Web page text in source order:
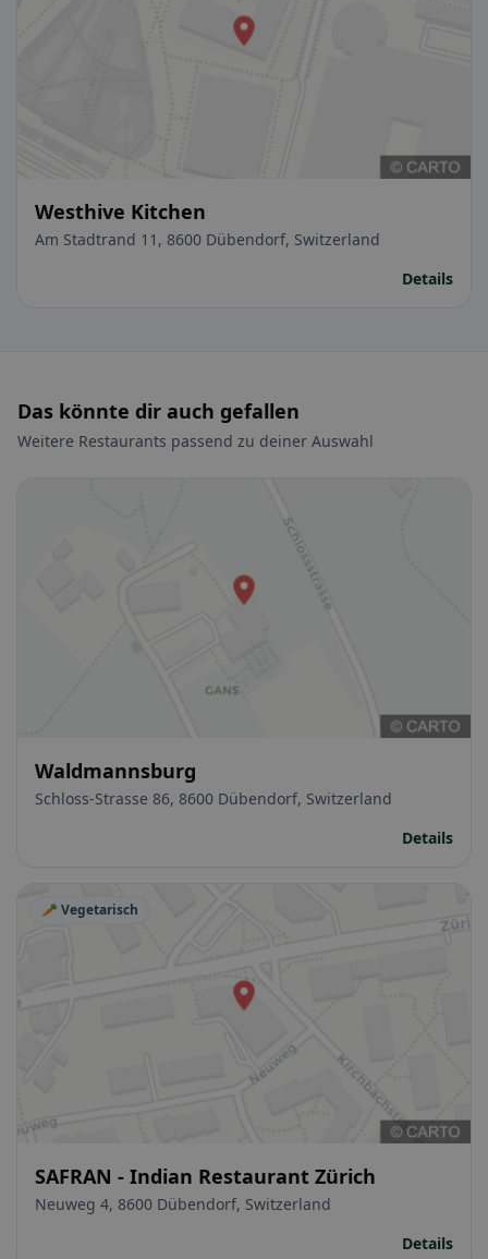
Westhive Kitchen
Am Stadtrand 11, 8600 Dübendorf, Switzerland
Details
Das könnte dir auch gefallen
Weitere Restaurants passend zu deiner Auswahl
Waldmannsburg
Schloss-Strasse 86, 8600 Dübendorf, Switzerland
Details
🥕 Vegetarisch
SAFRAN - Indian Restaurant Zürich
Neuweg 4, 8600 Dübendorf, Switzerland
Details